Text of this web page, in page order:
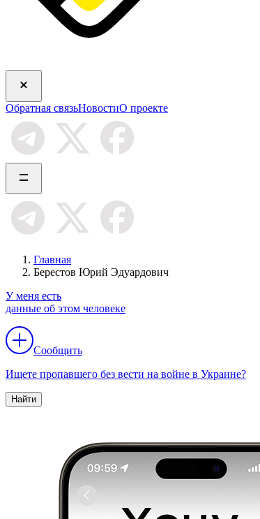
Обратная связьНовостиО проекте
Главная
Берестов Юрий Эдуардович
У меня есть
данные об этом человеке
Сообщить
Ищете пропавшего без вести на войне в Украине?
Найти